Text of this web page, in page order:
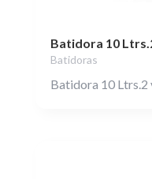
Batidora 10
Batidoras
Batidora 10 Ltrs.2